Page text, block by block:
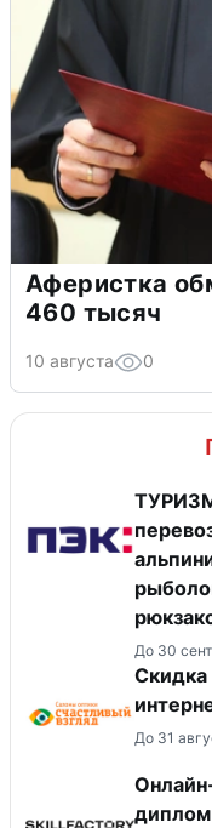
Аферистка
460 тысяч
10 августа 0
До 30
Скидка
До 31
диплом